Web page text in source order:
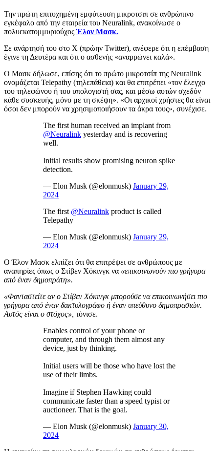
Την πρώτη επιτυχημένη εμφύτευση μικροτσιπ σε ανθρώπινο
εγκέφαλο από την εταιρεία του Neuralink, ανακοίνωσε ο
πολυεκατομμυριούχοςΈλον Μασκ.
Σε ανάρτησή του στο Χ (πρώην Twitter), ανέφερε ότι η επέμβαση
έγινε τη Δευτέρα και ότι ο ασθενής «αναρρώνει καλά».
Ο Μασκ δήλωσε, επίσης ότι το πρώτο μικροτσίπ της Neuralink
ονομάζεται Telepathy (τηλεπάθεια) και θα επιτρέπει «τον έλεγχο
του τηλεφώνου ή του υπολογιστή σας, και μέσω αυτών σχεδόν
κάθε συσκευής, μόνο με τη σκέψη». «Οι αρχικοί χρήστες θα είναι
όσοι δεν μπορούν να χρησιμοποιήσουν τα άκρα τους», συνέχισε.
The first human received an implant from
@Neuralink yesterday and is recovering
well.
Initial results show promising neuron spike
detection.
— Elon Musk (@elonmusk) January 29,
2024
The first @Neuralink product is called
Telepathy
— Elon Musk (@elonmusk) January 29,
2024
Ο Έλον Μασκ ελπίζει ότι θα επιτρέψει σε ανθρώπους με
αναπηρίες όπως ο Στίβεν Χόκινγκ να «επικοινωνούν πιο γρήγορα
από έναν δημοπράτη».
«Φανταστείτε αν ο Στίβεν Χόκινγκ μπορούσε να επικοινωνήσει πιο
γρήγορα από έναν δακτυλογράφο ή έναν υπεύθυνο δημοπρασιών.
Αυτός είναι ο στόχος», τόνισε.
Enables control of your phone or
computer, and through them almost any
device, just by thinking.
Initial users will be those who have lost the
use of their limbs.
Imagine if Stephen Hawking could
communicate faster than a speed typist or
auctioneer. That is the goal.
— Elon Musk (@elonmusk) January 30,
2024